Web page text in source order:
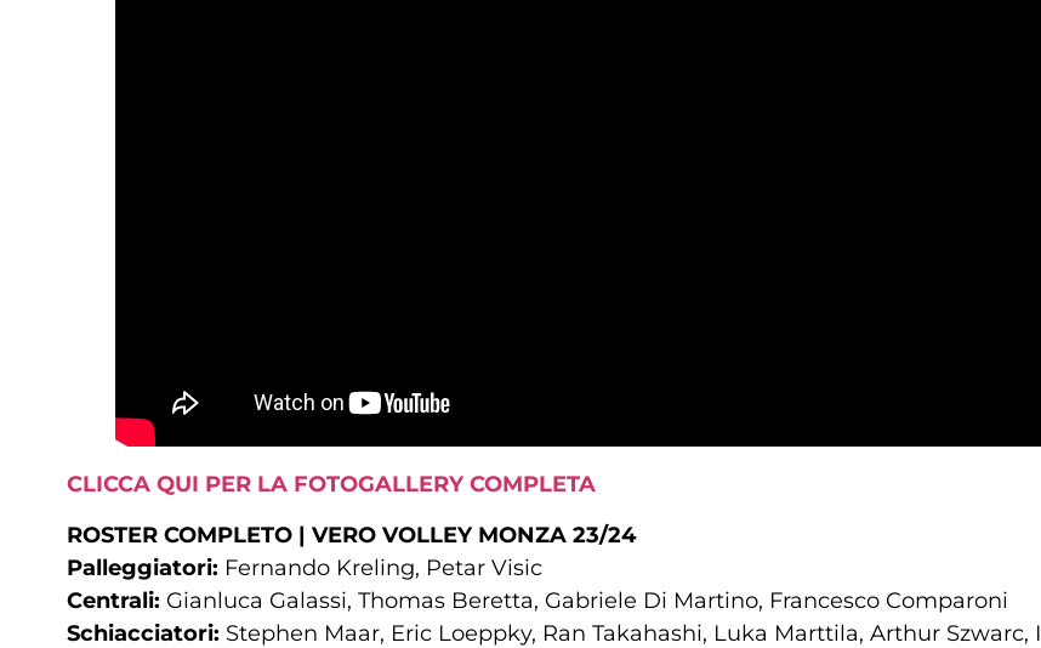
CLICCA QUI PER LA FOTOGALLERY COMPLETA
ROSTER COMPLETO | VERO VOLLEY MONZA 23/24
Palleggiatori: Fernando Kreling, Petar Visic
Centrali: Gianluca Galassi, Thomas Beretta, Gabriele Di Martino, Francesco Comparoni
Schiacciatori: Stephen Maar, Eric Loeppky, Ran Takahashi, Luka Marttila, Arthur